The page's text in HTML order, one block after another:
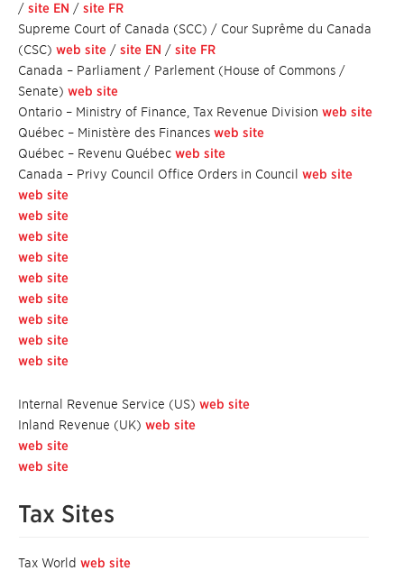
/ site EN / site FR
Supreme Court of Canada (SCC) / Cour Suprême du Canada
(CSC) web site / site EN / site FR
Canada – Parliament / Parlement (House of Commons /
Senate) web site
Ontario – Ministry of Finance, Tax Revenue Division web site
Québec – Ministère des Finances web site
Québec – Revenu Québec web site
Canada – Privy Council Office Orders in Council web site
web site
web site
web site
web site
web site
web site
web site
web site
web site
Internal Revenue Service (US) web site
Inland Revenue (UK) web site
web site
web site
Tax Sites
Tax World web site